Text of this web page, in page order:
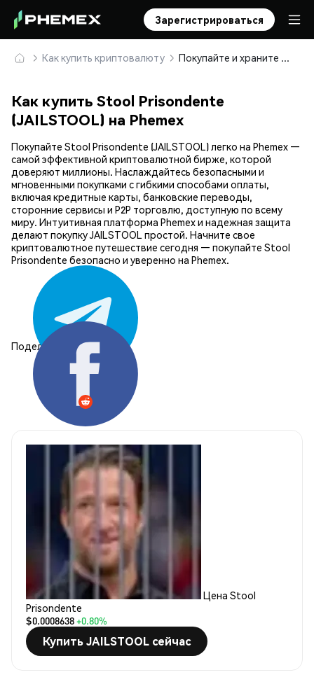
Зарегистрироваться
Как купить криптовалюту Покупайте и храните Stool Prisondente (JAILSTOOL) безопасно
Как купить Stool Prisondente
(JAILSTOOL) на Phemex
Покупайте Stool Prisondente (JAILSTOOL) легко на Phemex —
самой эффективной криптовалютной бирже, которой
доверяют миллионы. Наслаждайтесь безопасными и
мгновенными покупками с гибкими способами оплаты,
включая кредитные карты, банковские переводы,
сторонние сервисы и P2P торговлю, доступную по всему
миру. Интуитивная платформа Phemex и надежная защита
делают покупку JAILSTOOL простой. Начните свое
криптовалютное путешествие сегодня — покупайте Stool
Prisondente безопасно и уверенно на Phemex.
Поделиться:
Цена Stool
Prisondente
$0.0008638+0.80%
Купить JAILSTOOL сейчас